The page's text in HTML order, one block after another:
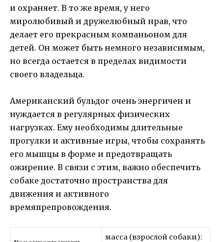
и охраняет. В то же время, у него
миролюбивый и дружелюбный нрав, что
делает его прекрасным компаньоном для
детей. Он может быть немного независимым,
но всегда остается в пределах видимости
своего владельца.
Американский бульдог очень энергичен и
нуждается в регулярных физических
нагрузках. Ему необходимы длительные
прогулки и активные игры, чтобы сохранять
его мышцы в форме и предотвращать
ожирение. В связи с этим, важно обеспечить
собаке достаточно пространства для
движения и активного
времяпрепровождения.
масса (взрослой собаки):